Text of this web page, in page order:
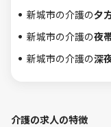
新城市の介護の夕
新城市の介護の夜
新城市の介護の深
介護の求人の特徴